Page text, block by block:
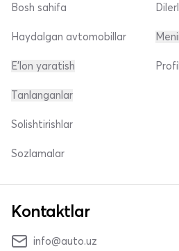
Bosh sahifa
Haydalgan avtomobillar
E'lon yaratish Profil
Tanlanganlar
Solishtirishlar
Sozlamalar
Kontaktlar
info@auto.uz